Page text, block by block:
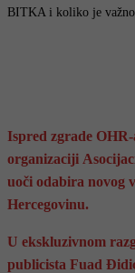
BITKA i koliko je
Ispred zgrade
organizaciji
uoči odabira novog
Hercegovinu.
U ekskluzivnom
publicista Fuad